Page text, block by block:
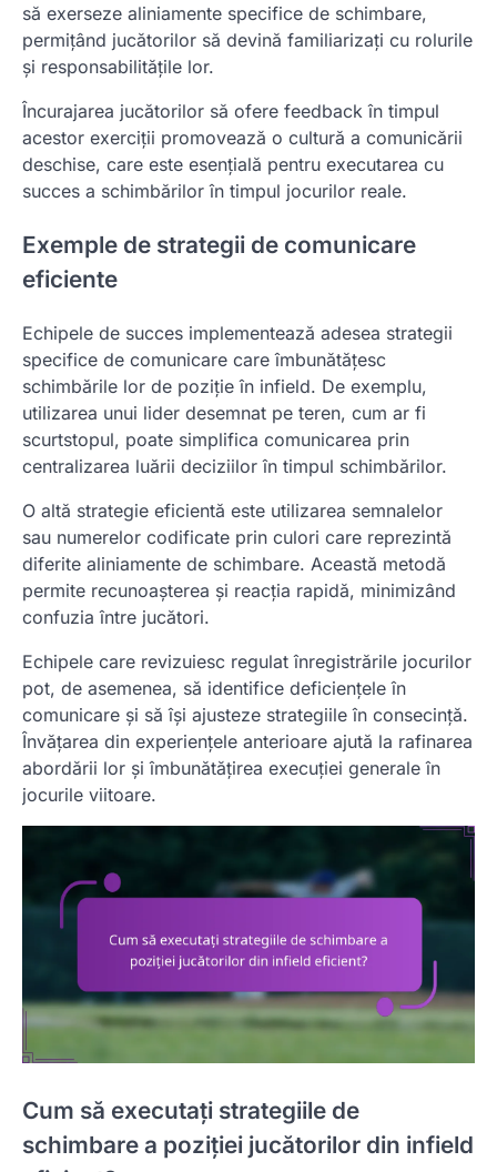
să exerseze aliniamente specifice de schimbare,
permițând jucătorilor să devină familiarizați cu rolurile
și responsabilitățile lor.
Încurajarea jucătorilor să ofere feedback în timpul
acestor exerciții promovează o cultură a comunicării
deschise, care este esențială pentru executarea cu
succes a schimbărilor în timpul jocurilor reale.
Exemple de strategii de comunicare
eficiente
Echipele de succes implementează adesea strategii
specifice de comunicare care îmbunătățesc
schimbările lor de poziție în infield. De exemplu,
utilizarea unui lider desemnat pe teren, cum ar fi
scurtstopul, poate simplifica comunicarea prin
centralizarea luării deciziilor în timpul schimbărilor.
O altă strategie eficientă este utilizarea semnalelor
sau numerelor codificate prin culori care reprezintă
diferite aliniamente de schimbare. Această metodă
permite recunoașterea și reacția rapidă, minimizând
confuzia între jucători.
Echipele care revizuiesc regulat înregistrările jocurilor
pot, de asemenea, să identifice deficiențele în
comunicare și să își ajusteze strategiile în consecință.
Învățarea din experiențele anterioare ajută la rafinarea
abordării lor și îmbunătățirea execuției generale în
jocurile viitoare.
Cum să executați strategiile de
schimbare a poziției jucătorilor din infield